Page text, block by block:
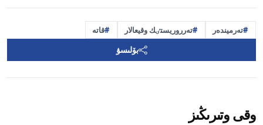
تەرميندەر تەرروريستٸك وقيعالار قاتە
بۆلىسۋ
وقى وتىرىڭىز